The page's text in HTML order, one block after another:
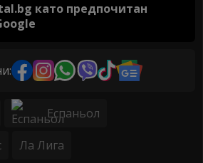
като предпочитан
Еспаньол
Ла Лига